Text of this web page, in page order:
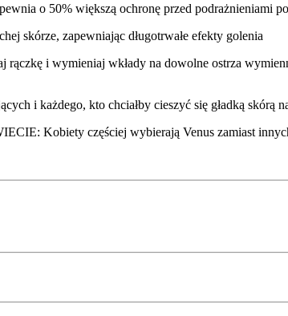
o 50% większą ochronę przed podrażnieniami
skórze, zapewniając długotrwałe efekty golenia
i wymieniaj wkłady na dowolne ostrza
i każdego, kto chciałby cieszyć się gładką skórą
Kobiety częściej wybierają Venus zamiast innych